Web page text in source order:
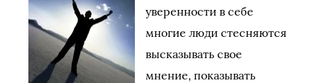
уверенности в себе
многие люди стесняются
высказывать свое
мнение, показывать